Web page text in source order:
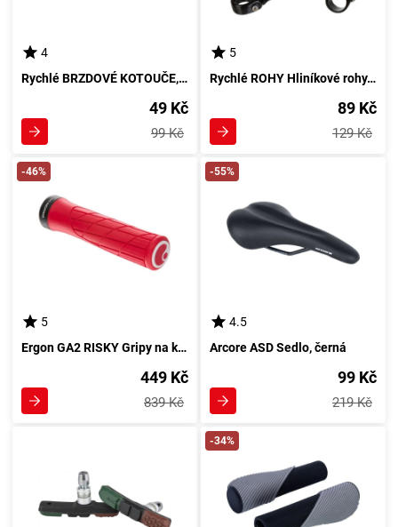
4
Rychlé BRZDOVÉ KOTOUČE, mix, velikost
49 Kč
99 Kč
5
Rychlé ROHY Hliníkové rohy, černá
89 Kč
129 Kč
-46%
5
Ergon GA2 RISKY Gripy na kolo, červená
449 Kč
839 Kč
-55%
4.5
Arcore ASD Sedlo, černá
99 Kč
219 Kč
-34%